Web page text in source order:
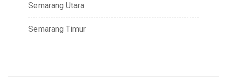
Semarang Utara
Semarang Timur